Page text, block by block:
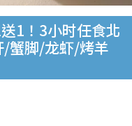
1！3小时任食北
蟹脚/龙虾/烤羊